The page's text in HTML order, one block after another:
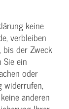
keine
verbleiben
bis der Zweck
ein
oder
widerrufen,
anderen